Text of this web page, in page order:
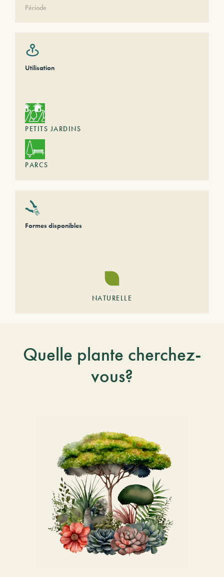
Période
Utilisation
PETITS JARDINS
PARCS
Formes disponibles
NATURELLE
Quelle plante cherchez-
vous?